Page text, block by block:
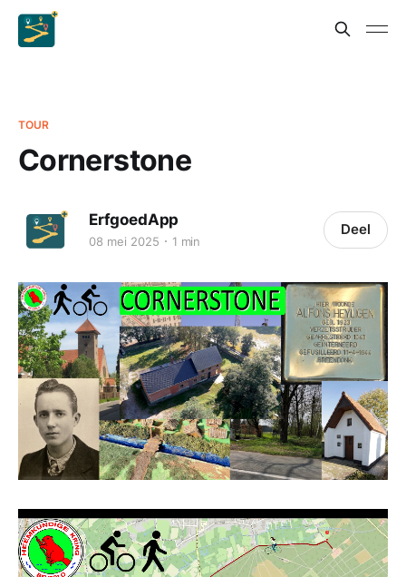
TOUR
Cornerstone
ErfgoedApp
08 mei 2025 1 min
Deel